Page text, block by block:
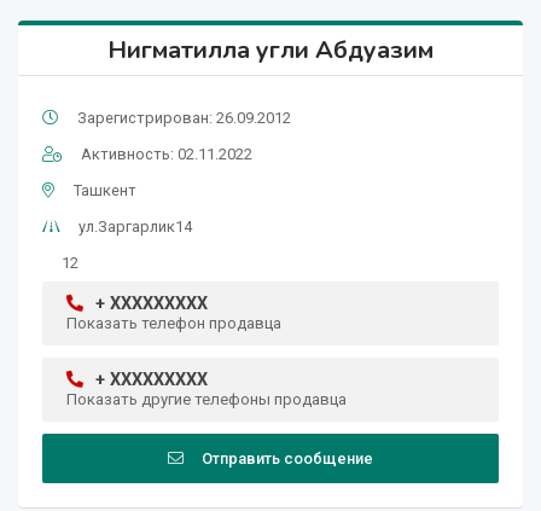
Нигматилла угли Абдуазим
Зарегистрирован: 26.09.2012
Активность: 02.11.2022
Ташкент
ул.Заргарлик14
12
+ XXXXXXXXX
Показать телефон продавца
+ XXXXXXXXX
Показать другие телефоны продавца
Отправить сообщение